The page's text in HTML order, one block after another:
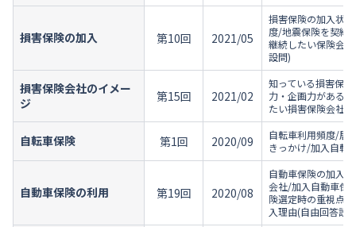
損害保険の加入 第10回 2021/05
損害保険の加入状
度/地震保険を契約
継続したい保険会
設問)
損害保険会社のイメー
ジ
第15回 2021/02
知っている損害保
力・企画力がある
たい損害保険会社/
自転車保険 第1回 2020/09
自転車利用頻度/居
きっかけ/加入自転
自動車保険の利用 第19回 2020/08
自動車保険の加入
会社/加入自動車保
険選定時の重視点/
入理由(自由回答設